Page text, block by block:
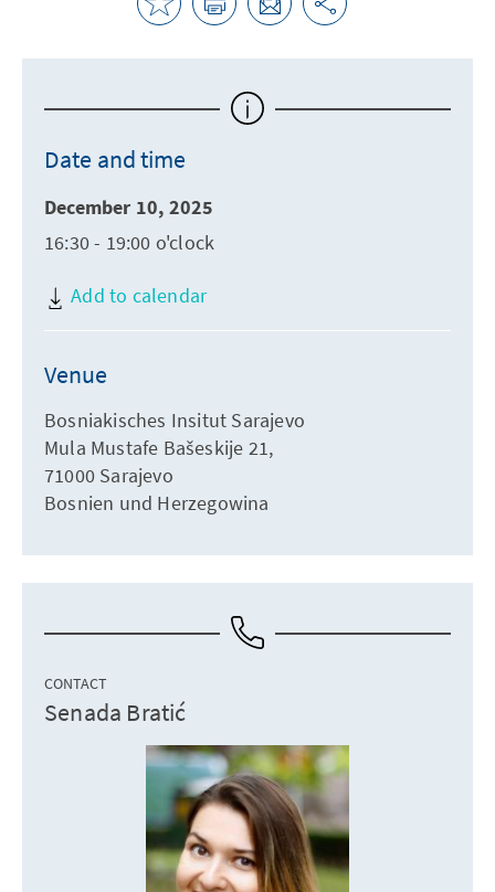
Date and time
December 10, 2025
16:30 - 19:00 o'clock
Add to calendar
Venue
Bosniakisches Insitut Sarajevo
Mula Mustafe Bašeskije 21,
71000 Sarajevo
Bosnien und Herzegowina
CONTACT
Senada Bratić